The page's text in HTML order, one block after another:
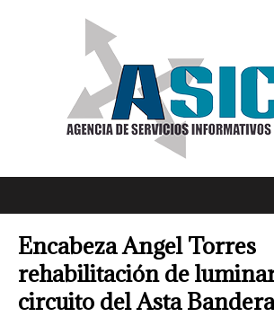
Encabeza Angel Torres
rehabilitación de
circuito del Asta Bandera